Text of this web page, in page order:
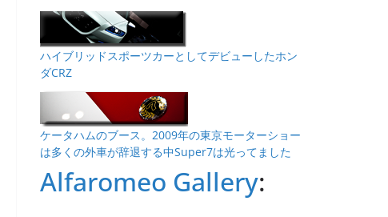
ハイブリッドスポーツカーとしてデビューしたホン
ダCRZ
ケータハムのブース。2009年の東京モーターショー
は多くの外車が辞退する中Super7は光ってました
Alfaromeo Gallery: